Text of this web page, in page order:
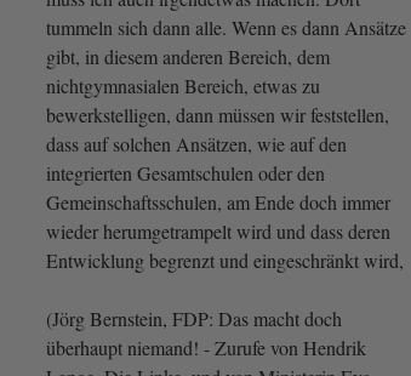
tummeln sich dann alle. Wenn es dann Ansätze
gibt, in diesem anderen Bereich, dem
nichtgymnasialen Bereich, etwas zu
bewerkstelligen, dann müssen wir feststellen,
dass auf solchen Ansätzen, wie auf den
integrierten Gesamtschulen oder den
Gemeinschaftsschulen, am Ende doch immer
wieder herumgetrampelt wird und dass deren
Entwicklung begrenzt und eingeschränkt wird,
(Jörg Bernstein, FDP: Das macht doch
überhaupt niemand! - Zurufe von Hendrik